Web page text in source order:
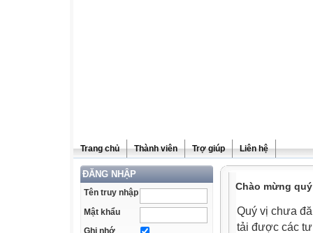
Trang chủ Thành viên Trợ giúp Liên hệ
ĐĂNG NHẬP
Tên truy nhập
Mật khẩu
Chào mừng
Quý vị chưa
tải được các